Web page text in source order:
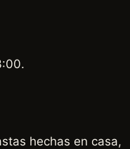
hechas en casa,